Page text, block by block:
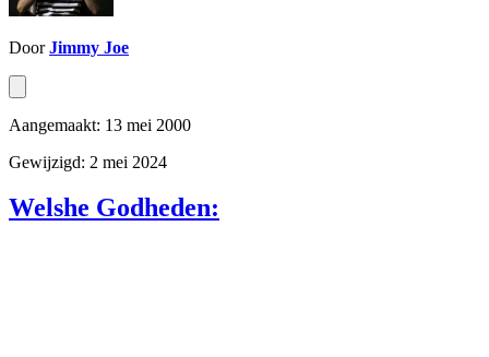
DoorJimmy Joe
Aangemaakt: 13 mei 2000
Gewijzigd: 2 mei 2024
Welshe Godheden: